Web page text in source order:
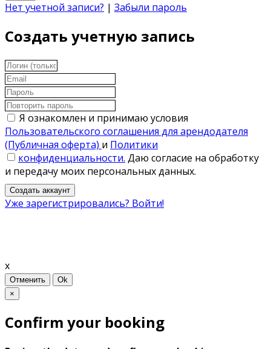
Нет учетной записи? | Забыли пароль
Создать учетную запись
Я ознакомлен и принимаю условия
Пользовательского соглашения для арендодателя
(Публичная оферта) и Политики
конфиденциальности. Даю согласие на обработку
и передачу моих персональных данных.
Создать аккаунт
Уже зарегистрировались? Войти!
x
Отменить
Ok
×
Confirm your booking